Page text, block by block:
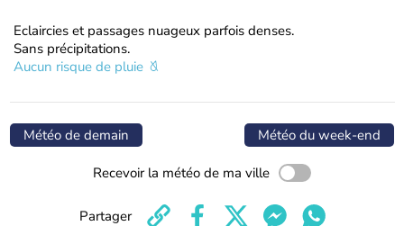
Eclaircies et passages nuageux parfois denses.
Sans précipitations.
Aucun risque de pluie
Météo de demain Météo du week-end
Recevoir la météo de ma ville
Partager